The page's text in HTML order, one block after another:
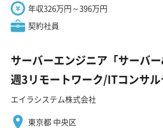
年収326万円～396万円
契約社員
サーバーエンジニア「サーバ
週3リモートワーク/ITコンサ
エイラシステム株式会社
東京都 中央区